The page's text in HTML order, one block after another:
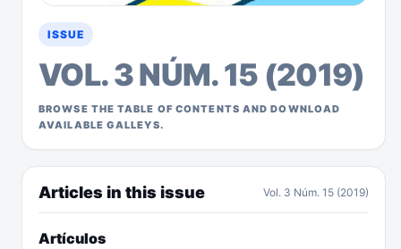
ISSUE
VOL. 3 NÚM. 15 (2019)
BROWSE THE TABLE OF CONTENTS AND DOWNLOAD
AVAILABLE GALLEYS.
Articles in this issue Vol. 3 Núm. 15 (2019)
Artículos